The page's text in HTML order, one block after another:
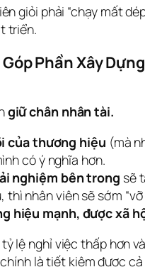
giỏi phải “chạy mất
triển.
Phần Xây
giữ chân nhân tài.
của thương hiệu (mà
có ý nghĩa hơn.
nghiệm bên trong sẽ
nhân viên sẽ sớm “vỡ
hiệu mạnh, được xã
lệ nghỉ việc thấp hơn
là tiết kiệm được cả